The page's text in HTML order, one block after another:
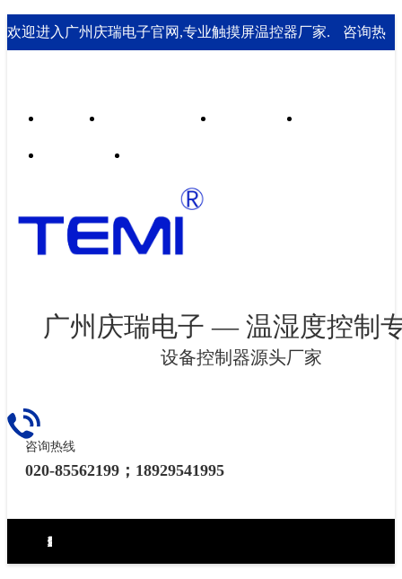
欢迎进入广州庆瑞电子官网,专业触摸屏温控器厂家. 咨询热
广州庆瑞电子 — 温湿度控制
设备控制器源头厂家
咨询热线
020-85562199；18929541995
环境试验设备控制器
力学试验设备控制器
热泵（冷水机）控制器
食品烘焙设备控制器
工业烘烤设备控制器
生化药品类控制器
无纸记录仪
电房环境控制器